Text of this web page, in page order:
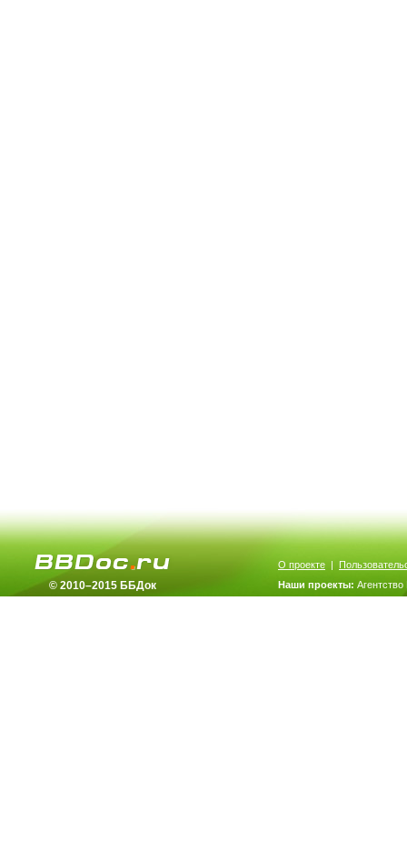
© 2010–2015 ББДок
О проекте |
Наши проекты: